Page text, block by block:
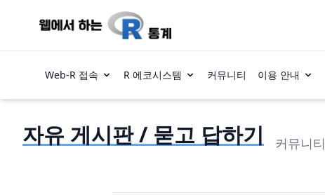
Web-R 접속 R 에코시스템 커뮤니티 이용 안내
자유 게시판 / 묻고 답하기 커뮤니티